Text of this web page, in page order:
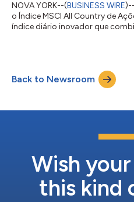
NOVA YORK--(BUSINESS WIRE
o Índice MSCI All Country de
índice diário inovador que
e mensurar o desempenho de
integração dos mercados
investimento, o capital privado
Back to Newsroom
Wish
this kind